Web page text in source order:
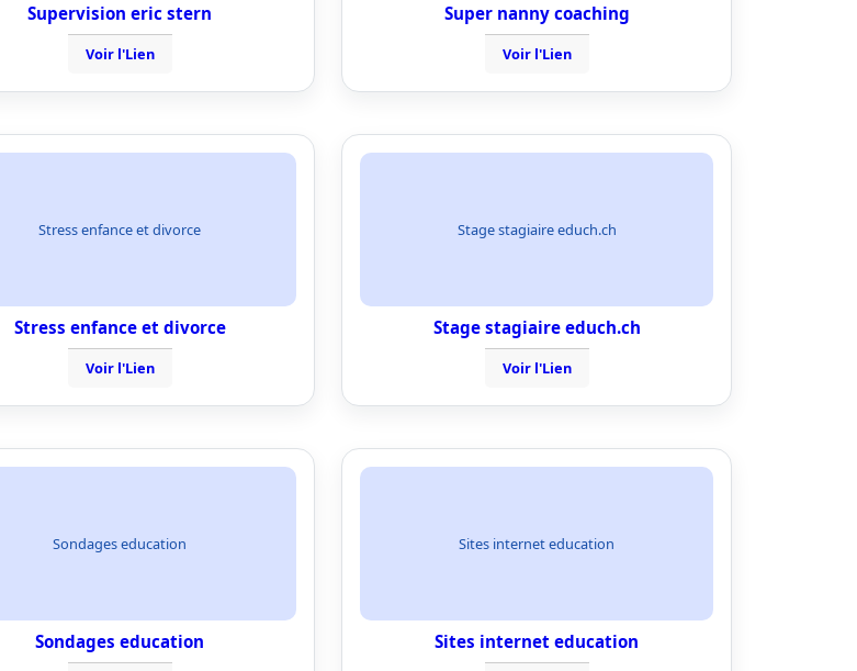
Supervision eric stern
Voir l'Lien
Super nanny coaching
Voir l'Lien
Stress enfance et divorce
Stress enfance et divorce
Voir l'Lien
Stage stagiaire educh.ch
Stage stagiaire educh.ch
Voir l'Lien
Sondages education
Sondages education
Sites internet education
Sites internet education